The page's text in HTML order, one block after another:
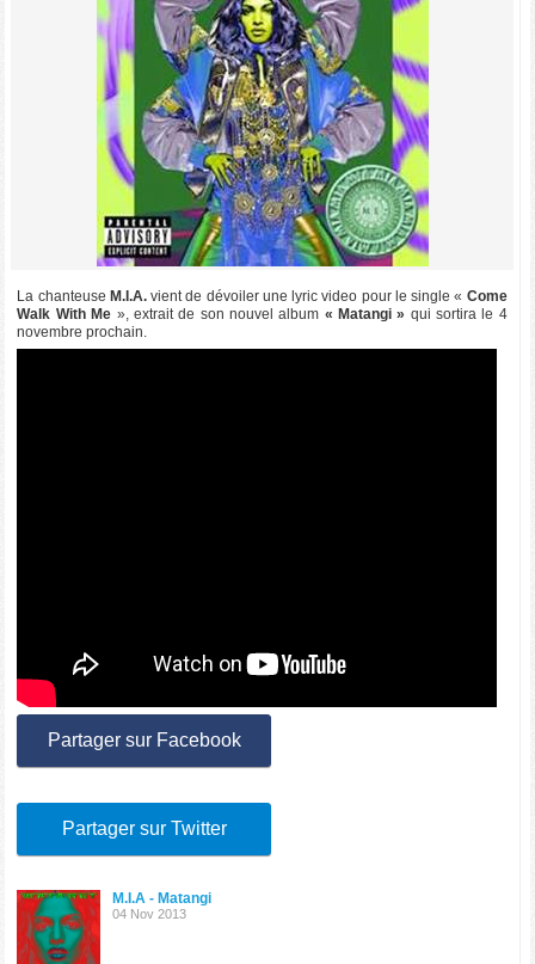
La chanteuse M.I.A.vient de dévoiler une lyric video pour le single « Come
Walk With Me », extrait de son nouvel album « Matangi » qui sortira le 4
novembre prochain.
Partager sur Facebook
Partager sur Twitter
M.I.A - Matangi
04 Nov 2013